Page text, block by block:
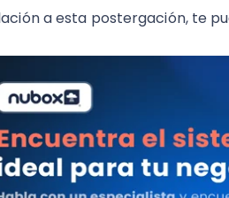
a esta postergación, te